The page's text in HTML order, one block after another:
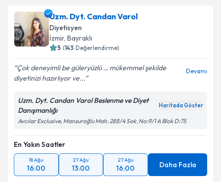
Uzm. Dyt. Candan Varol
Diyetisyen
İzmir, Bayraklı
5 (143 Değerlendirme)
Çok deneyimli be güleryüzlü … mükemmel şekilde
diyetinizi hazırlıyor ve...
Devamı
Uzm. Dyt. Candan Varol Beslenme ve Diyet
Danışmanlığı
Haritada Göster
Avcılar Exclusive, Mansuroğlu Mah. 288/4 Sok. No:9/1 A Blok D:75
En Yakın Saatler
18 Ağu
16:00
27 Ağu
13:00
27 Ağu
16:00 Daha Fazla